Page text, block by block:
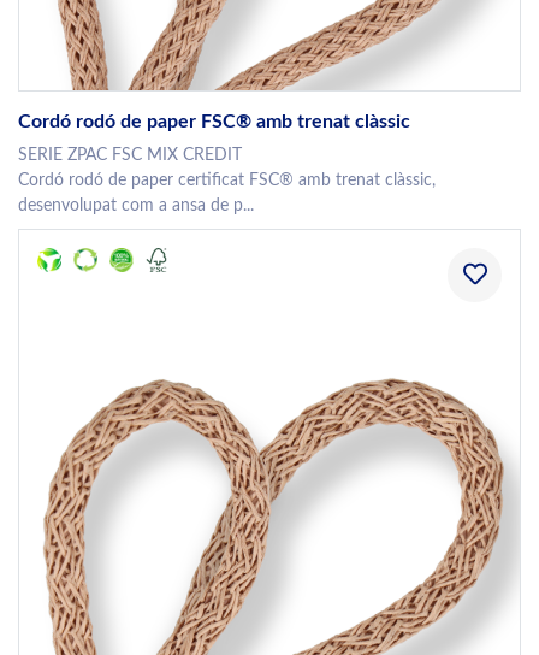
Cordó rodó de paper FSC® amb trenat clàssic
SERIE ZPAC FSC MIX CREDIT
Cordó rodó de paper certificat FSC® amb trenat clàssic,
desenvolupat com a ansa de p...